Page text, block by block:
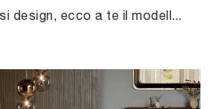
Se desideri tavoli fissi design, ecco a te il modello da pranzo in ceramica Papel Keramik della marca Cattelan Italia.